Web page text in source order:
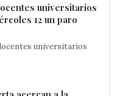
universitarios
12 un paro
universitarios